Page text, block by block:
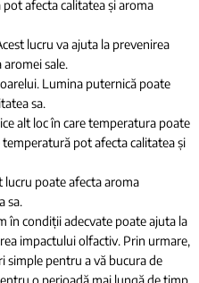
afecta calitatea și aroma
lucru va ajuta la prevenirea
sale.
Lumina puternică poate
sa.
alt loc în care temperatura poate
pot afecta calitatea și
lucru poate afecta aroma
sa.
în condiții adecvate poate ajuta la
impactului olfactiv. Prin urmare,
simple pentru a vă bucura de
o perioadă mai lungă de timp.